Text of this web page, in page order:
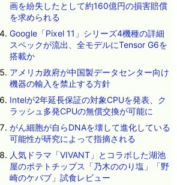
画を紛失したとして約160億円の損害賠償
を求められる
Google「Pixel 11」シリーズ4機種の詳細
スペックが流出、全モデルにTensor G6を
搭載か
アメリカ政府が中国製データセンター向け
機器の輸入を禁止する方針
Intelが2年延長保証の対象CPUを発表、ク
ラッシュ多発CPUの無償交換が可能に
がん細胞が自らDNAを壊して進化している
可能性が研究によって指摘される
人気ドラマ「VIVANT」とコラボした湖池
屋のポテトチップス「乃木ののり塩」「野
崎のケバブ」試食レビュー